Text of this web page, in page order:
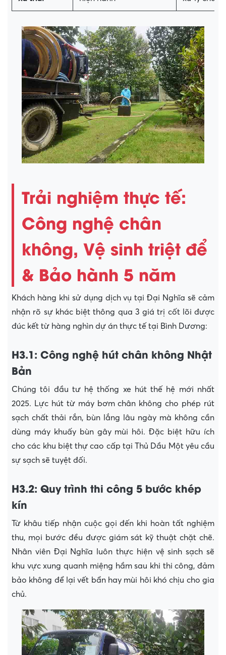
Trải nghiệm thực tế:
Công nghệ chân
không, Vệ sinh triệt để
& Bảo hành 5 năm
Khách hàng khi sử dụng dịch vụ tại Đại Nghĩa sẽ cảm
nhận rõ sự khác biệt thông qua 3 giá trị cốt lõi được
đúc kết từ hàng nghìn dự án thực tế tại Bình Dương:
H3.1: Công nghệ hút chân không Nhật
Bản
Chúng tôi đầu tư hệ thống xe hút thế hệ mới nhất
2025. Lực hút từ máy bơm chân không cho phép rút
sạch chất thải rắn, bùn lắng lâu ngày mà không cần
dùng máy khuấy bùn gây mùi hôi. Đặc biệt hữu ích
cho các khu biệt thự cao cấp tại Thủ Dầu Một yêu cầu
sự sạch sẽ tuyệt đối.
H3.2: Quy trình thi công 5 bước khép
kín
Từ khâu tiếp nhận cuộc gọi đến khi hoàn tất nghiệm
thu, mọi bước đều được giám sát kỹ thuật chặt chẽ.
Nhân viên Đại Nghĩa luôn thực hiện vệ sinh sạch sẽ
khu vực xung quanh miệng hầm sau khi thi công, đảm
bảo không để lại vết bẩn hay mùi hôi khó chịu cho gia
chủ.